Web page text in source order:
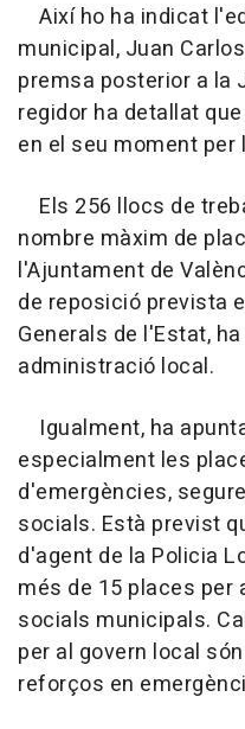
Així ho ha indicat
municipal, Juan
premsa posterior a la
regidor ha detallat
en el seu moment per
Els 256 llocs de
nombre màxim de
l'Ajuntament de
de reposició prevista
Generals de l'Estat,
administració local.
Igualment, ha
especialment les
d'emergències,
socials. Està previst
d'agent de la Policia
més de 15 places
socials municipals.
per al govern local
reforços en